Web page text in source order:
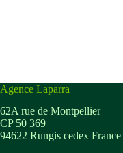
Agence Laparra
62A rue de Montpellier
CP 50 369
94622 Rungis cedex France